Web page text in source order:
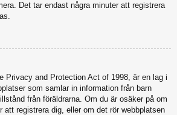
Det tar endast några minuter att registrera
Privacy and Protection Act of 1998, är en lag i
som samlar in information från barn
från föräldrarna. Om du är osäker på om
att registrera dig, eller om det rör webbplatsen